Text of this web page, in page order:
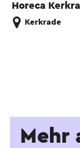
Horeca
Kerkrade
Mehr